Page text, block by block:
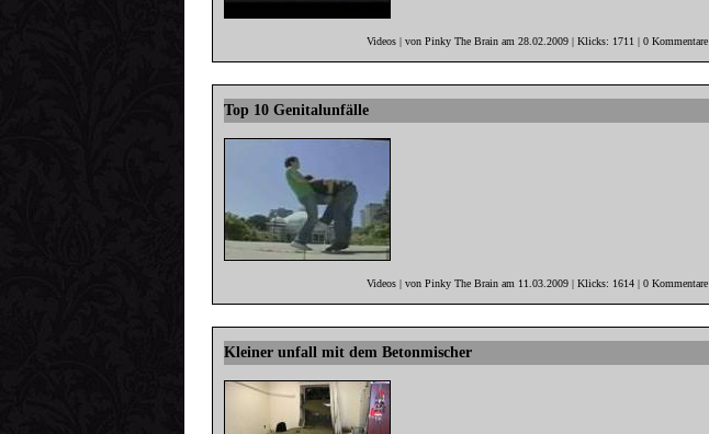
Videos | von Pinky The Brain am 28.02.2009 | Klicks: 1711 | 0 Kommentare
Top 10 Genitalunfälle
Videos | von Pinky The Brain am 11.03.2009 | Klicks: 1614 | 0 Kommentare
Kleiner unfall mit dem Betonmischer